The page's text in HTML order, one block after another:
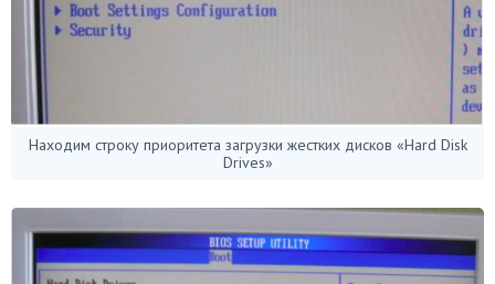
Находим строку приоритета загрузки жестких дисков «Hard Disk
Drives»